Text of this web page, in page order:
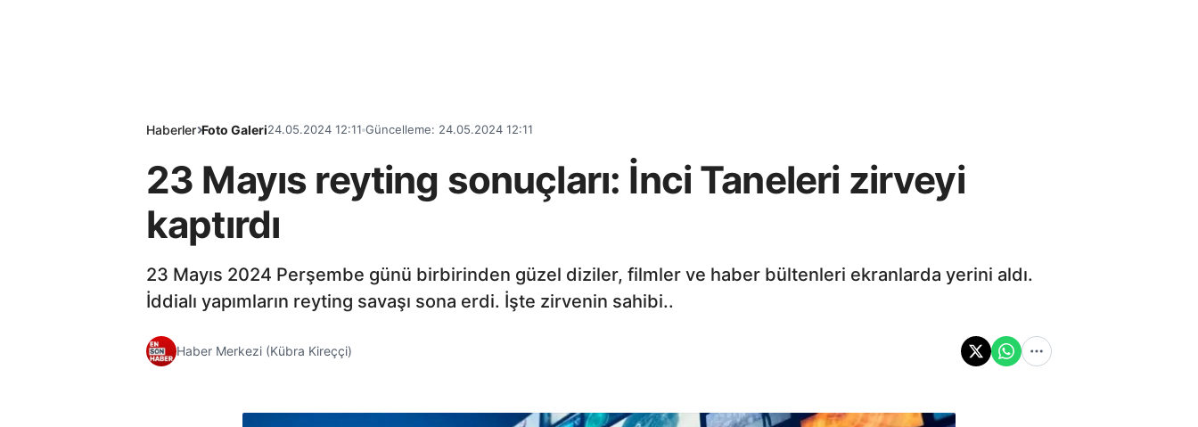
Haberler Foto Galeri24.05.2024 12:11 Güncelleme: 24.05.2024 12:11
23 Mayıs reyting sonuçları: İnci Taneleri zirveyi
kaptırdı
23 Mayıs 2024 Perşembe günü birbirinden güzel diziler, filmler ve haber bültenleri ekranlarda yerini aldı.
İddialı yapımların reyting savaşı sona erdi. İşte zirvenin sahibi..
Haber Merkezi (Kübra Kireççi)